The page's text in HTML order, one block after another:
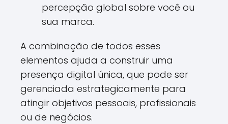
percepção global sobre você ou
sua marca.
A combinação de todos esses
elementos ajuda a construir uma
presença digital única, que pode ser
gerenciada estrategicamente para
atingir objetivos pessoais, profissionais
ou de negócios.